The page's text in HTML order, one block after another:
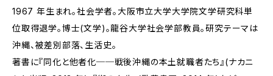
1967 年生まれ。社会学者。大阪市立大学大学院文学研究科単
位取得退学。博士(文学)。龍谷大学社会学部教員。研究テーマは
沖縄、被差別部落、生活史。
著書に『同化と他者化──戦後沖縄の本土就職者たち』(ナカニ